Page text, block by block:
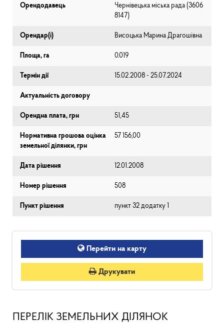
Орендодавець
Чернівецька міська рада (⁨3606
8147⁩)
Орендар(і) Висоцька Марина Драгошівна
Площа, га 0.019
Термін дії 15.02.2008 - 25.07.2024
Актуальність договору
Орендна плата, грн 51,45
Нормативна грошова оцінка
земельної ділянки, грн
57 156,00
Дата рішення 12.01.2008
Номер рішення 508
Пункт рішення пункт 32 додатку 1
Перейти на карту
Друкувати
ПЕРЕЛІК ЗЕМЕЛЬНИХ ДІЛЯНОК